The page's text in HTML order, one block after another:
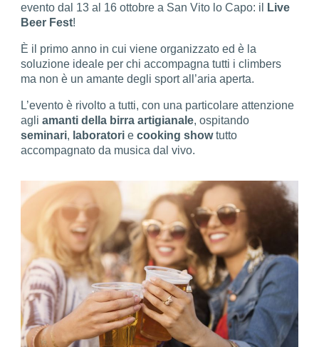
evento dal 13 al 16 ottobre a San Vito lo Capo: il
Live
Beer Fest!
È il primo anno in cui viene organizzato ed è la
soluzione ideale per chi accompagna tutti i climbers
ma non è un amante degli sport all’aria aperta.
L’evento è rivolto a tutti, con una particolare attenzione
agliamanti della birra artigianale, ospitando
seminari, laboratori ecooking showtutto
accompagnato da musica dal vivo.